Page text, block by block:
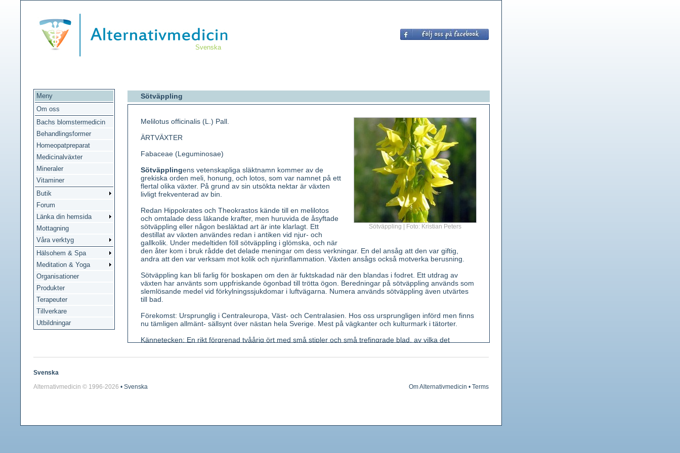
Svenska
Meny
Om oss
Bachs blomstermedicin
Behandlingsformer
Homeopatpreparat
Medicinalväxter
Mineraler
Vitaminer
Butik
Forum
Länka din hemsida
Mottagning
Våra verktyg
Hälsohem & Spa
Meditation & Yoga
Organisationer
Produkter
Terapeuter
Tillverkare
Utbildningar
Sötväppling
Sötväppling | Foto: Kristian Peters
Melilotus officinalis (L.) Pall.
ÄRTVÄXTER
Fabaceae (Leguminosae)
Sötväpplingens vetenskapliga släktnamn kommer av de
grekiska orden meli, honung, och lotos, som var namnet på ett
flertal olika växter. På grund av sin utsökta nektar är växten
livligt frekventerad av bin.
Redan Hippokrates och Theokrastos kände till en melilotos
och omtalade dess läkande krafter, men huruvida de åsyftade
sötväppling eller någon besläktad art är inte klarlagt. Ett
destillat av växten användes redan i antiken vid njur- och
gallkolik. Under medeltiden föll sötväppling i glömska, och när
den åter kom i bruk rådde det delade meningar om dess verkningar. En del ansåg att den var giftig,
andra att den var verksam mot kolik och njurinflammation. Växten ansågs också motverka berusning.
Sötväppling kan bli farlig för boskapen om den är fuktskadad när den blandas i fodret. Ett utdrag av
växten har använts som uppfriskande ögonbad till trötta ögon. Beredningar på sötväppling används som
slemlösande medel vid förkylningssjukdomar i luftvägarna. Numera används sötväppling även utvärtes
till bad.
Förekomst: Ursprunglig i Centraleuropa, Väst- och Centralasien. Hos oss ursprungligen införd men finns
nu tämligen allmänt- sällsynt över nästan hela Sverige. Mest på vägkanter och kulturmark i tätorter.
Kännetecken: En rikt förgrenad tvåårig ört med små stipler och små trefingrade blad, av vilka det
femtandat och fjärilsblommornas så kallade köl är kortare än vingarna och seglet. Balja som mogen
Svenska
Alternativmedicin © 1996-2026 • Svenska Om Alternativmedicin • Terms